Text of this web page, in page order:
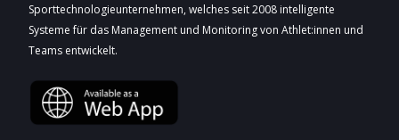
Sporttechnologieunternehmen, welches seit 2008 intelligente
Systeme für das Management und Monitoring von Athlet:innen und
Teams entwickelt.